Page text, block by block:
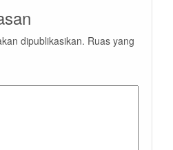
dipublikasikan. Ruas yang